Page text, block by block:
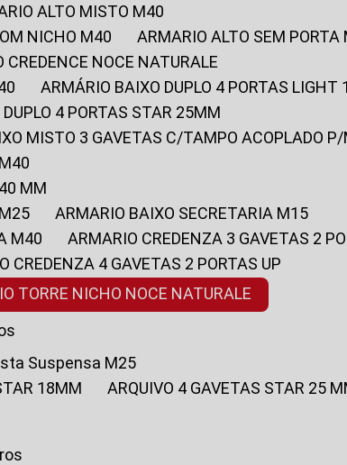
ALTO MISTO M40
NICHO M40
ARMARIO ALTO SEM
CREDENCE NOCE NATURALE
ARMÁRIO BAIXO DUPLO 4 PORTAS LIGHT
DUPLO 4 PORTAS STAR 25MM
MISTO 3 GAVETAS C/TAMPO ACOPLADO
MM
ARMARIO BAIXO SECRETARIA M15
M40
ARMARIO CREDENZA 3 GAVETAS 2
CREDENZA 4 GAVETAS 2 PORTAS UP
TORRE NICHO NOCE NATURALE
Suspensa M25
18MM
ARQUIVO 4 GAVETAS STAR 25